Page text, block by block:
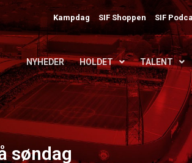
Kampdag SIF Shoppen SIF
NYHEDER HOLDET TALENT
søndag